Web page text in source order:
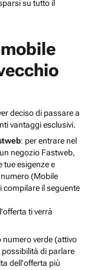
su tutto il
deciso di passare a
vantaggi esclusivi.
: per entrare nel
negozio Fastweb,
tue esigenze e
(Mobile
compilare il seguente
ti verrà
verde (attivo
di parlare
dell'offerta più